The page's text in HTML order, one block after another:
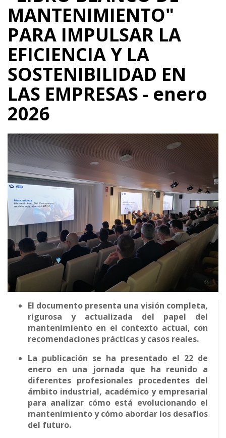
MANTENIMIENTO"
PARA IMPULSAR LA
EFICIENCIA Y LA
SOSTENIBILIDAD EN
LAS EMPRESAS - enero
2026
El documento presenta una visión completa,
rigurosa y actualizada del papel del
mantenimiento en el contexto actual, con
recomendaciones prácticas y casos reales.
La publicación se ha presentado el 22 de
enero en una jornada que ha reunido a
diferentes profesionales procedentes del
ámbito industrial, académico y empresarial
para analizar cómo está evolucionando el
mantenimiento y cómo abordar los desafíos
del futuro.